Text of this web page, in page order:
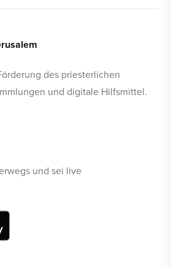
des priesterlichen
und digitale Hilfsmittel.
und sei live